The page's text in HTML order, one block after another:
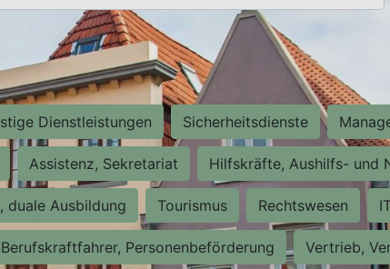
Dienstleistungen Sicherheitsdienste
Assistenz, Sekretariat Hilfskräfte, Aushilfs- und
duale Ausbildung Tourismus Rechtswesen
Berufskraftfahrer, Personenbeförderung Vertrieb,